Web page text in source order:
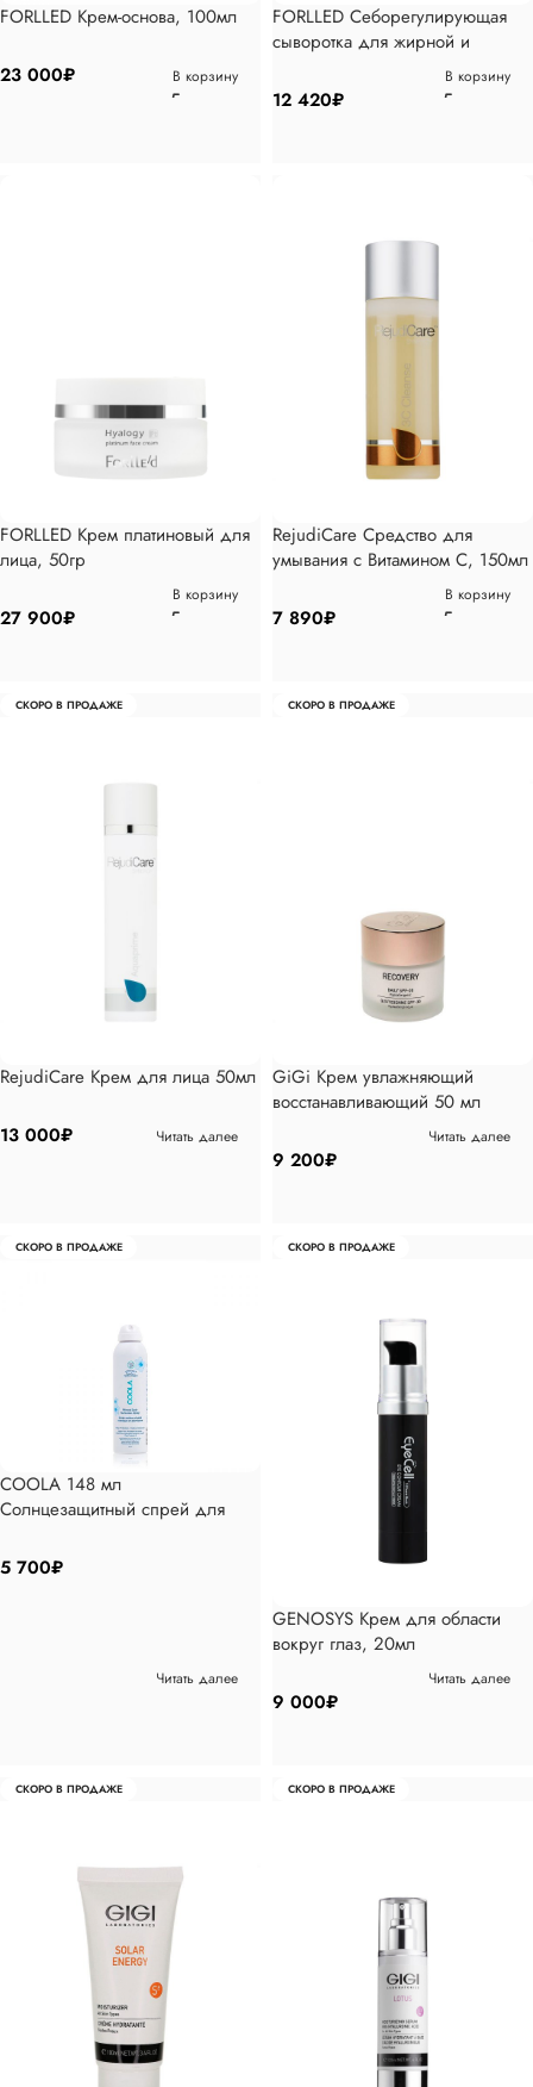
FORLLED Крем-основа, 100мл
23 000₽ В корзину
FORLLED Себорегулирующая
сыворотка для жирной и
комбинированной кожи, 30мл
12 420₽
В корзину
FORLLED Крем платиновый для
лица, 50гр
27 900₽
В корзину
RejudiCare Средство для
умывания с Витамином С, 150мл
7 890₽
В корзину
СКОРО В ПРОДАЖЕ
RejudiCare Крем для лица 50мл
13 000₽ Читать далее
СКОРО В ПРОДАЖЕ
GiGi Крем увлажняющий
восстанавливающий 50 мл
9 200₽
Читать далее
СКОРО В ПРОДАЖЕ
COOLA 148 мл
Солнцезащитный спрей для
5 700₽
Читать далее
СКОРО В ПРОДАЖЕ
GENOSYS Крем для области
вокруг глаз, 20мл
9 000₽
Читать далее
СКОРО В ПРОДАЖЕ СКОРО В ПРОДАЖЕ